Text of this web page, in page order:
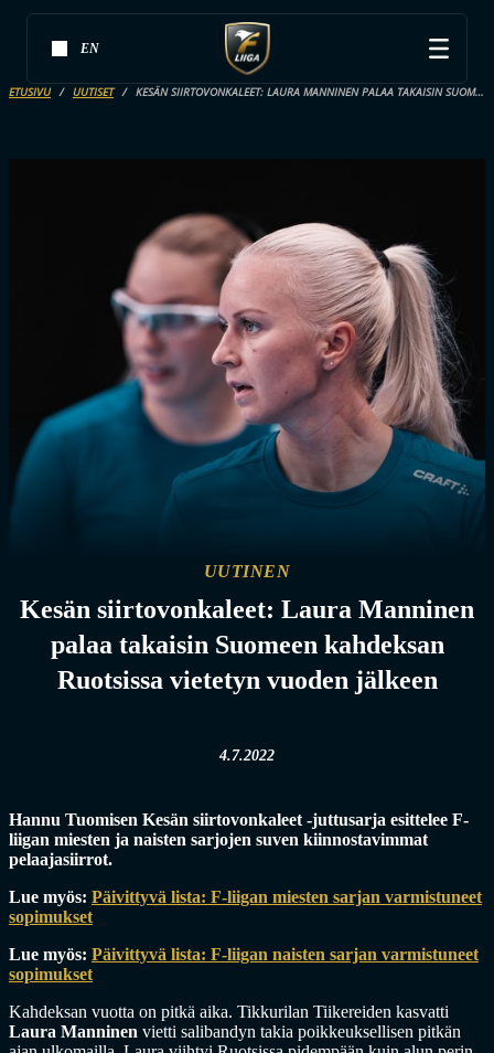
EN
ETUSIVU UUTISET KESÄN SIIRTOVONKALEET: LAURA MANNINEN PALAA TAKAISIN SUOMEEN KAHDEKSAN RUOTSISSA VIETETYN VUODEN JÄLKEEN
UUTINEN
Kesän siirtovonkaleet: Laura Manninen
palaa takaisin Suomeen kahdeksan
Ruotsissa vietetyn vuoden jälkeen
4.7.2022
Hannu Tuomisen Kesän siirtovonkaleet -juttusarja esittelee F-
liigan miesten ja naisten sarjojen suven kiinnostavimmat
pelaajasiirrot.
Lue myös: Päivittyvä lista: F-liigan miesten sarjan varmistuneet
sopimukset
Lue myös: Päivittyvä lista: F-liigan naisten sarjan varmistuneet
sopimukset
Kahdeksan vuotta on pitkä aika. Tikkurilan Tiikereiden kasvatti
Laura Manninen vietti salibandyn takia poikkeuksellisen pitkän